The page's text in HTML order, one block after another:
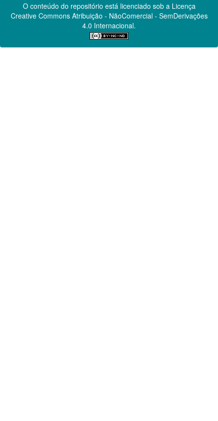
O conteúdo do repositório está licenciado sob a Licença
Creative CommonsAtribuição - NãoComercial - SemDerivações
4.0 Internacional.